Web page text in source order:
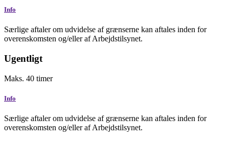
Info
Særlige aftaler om udvidelse af grænserne kan aftales inden for
overenskomsten og/eller af Arbejdstilsynet.
Ugentligt
Maks. 40 timer
Info
Særlige aftaler om udvidelse af grænserne kan aftales inden for
overenskomsten og/eller af Arbejdstilsynet.